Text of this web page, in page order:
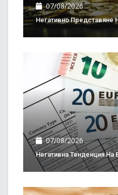
07/08/2026
Негативно Представяне
07/08/2026
Негативна Тенденция На